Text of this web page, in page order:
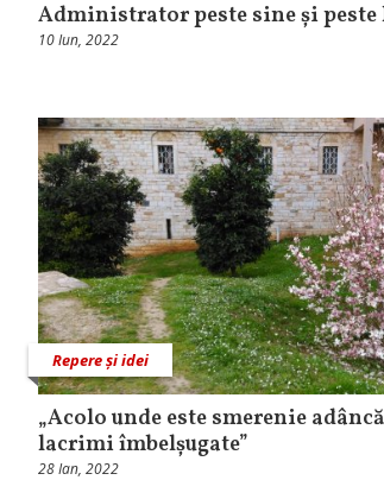
Administrator peste sine și peste
10 Iun, 2022
Repere și idei
„Acolo unde este smerenie
lacrimi îmbelșugate”
28 Ian, 2022